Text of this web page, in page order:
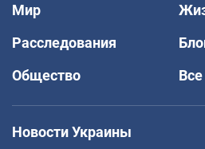
Мир
Расследования
Общество
Новости Украины